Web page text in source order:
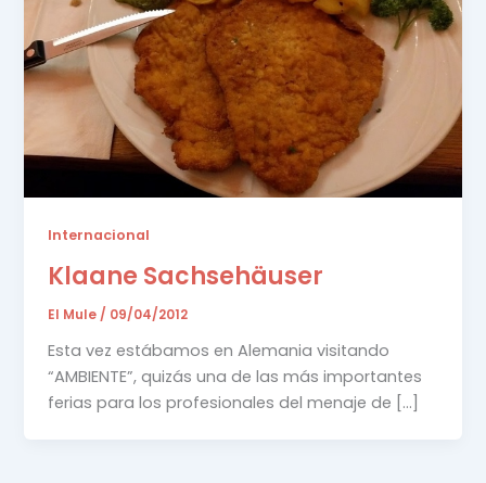
Internacional
Klaane Sachsehäuser
El Mule / 09/04/2012
Esta vez estábamos en Alemania visitando
“AMBIENTE”, quizás una de las más importantes
ferias para los profesionales del menaje de […]